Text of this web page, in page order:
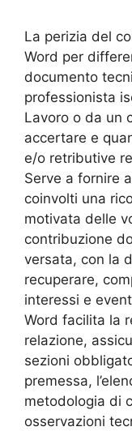
La perizia del
Word per
documento
professionista
Lavoro o da un
accertare e
e/o retributive
Serve a fornire
coinvolti una
motivata delle
contribuzione
versata, con la
recuperare,
interessi e
Word facilita la
relazione,
sezioni
premessa,
metodologia di
osservazioni